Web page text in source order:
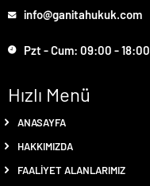
info@ganitahukuk.com
Pzt - Cum: 09:00 - 18:00
Hızlı Menü
ANASAYFA
HAKKIMIZDA
FAALIYET ALANLARIMIZ